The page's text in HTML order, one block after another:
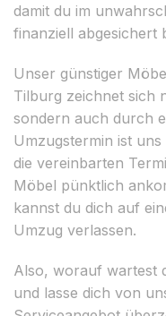
damit du im
finanziell abgesichert
Unser günstiger
Tilburg zeichnet sich
sondern auch durch
Umzugstermin ist
die vereinbarten
Möbel pünktlich
kannst du dich auf
Umzug verlassen.
Also, worauf wartest
und lasse dich von